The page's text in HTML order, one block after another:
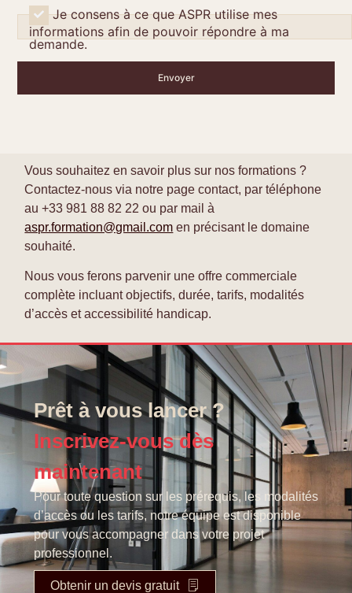
Je consens à ce que ASPR utilise mes
informations afin de pouvoir répondre à ma
demande.
Vous souhaitez en savoir plus sur nos formations ?
Contactez-nous via notre page contact, par téléphone
au+33 981 88 82 22 ou par mail à
aspr.formation@gmail.com en précisant le domaine
souhaité.
Nous vous ferons parvenir une offre commerciale
complète incluant objectifs, durée, tarifs, modalités
d’accès et accessibilité handicap.
Prêt à vous lancer ?
Inscrivez-vous dès
maintenant
Pour toute question sur les prérequis, les modalités
d’accès ou les tarifs, notre équipe est disponible
pour vous accompagner dans votre projet
professionnel.
Obtenir un devis gratuit